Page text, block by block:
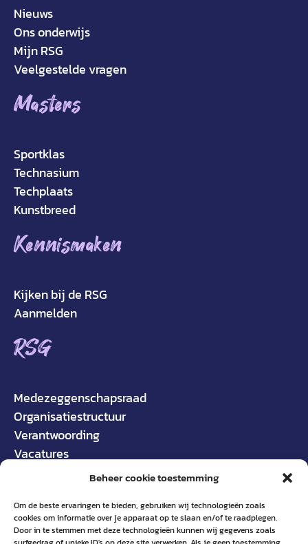
Beheer cookie toestemming
Om de beste ervaringen te bieden, gebruiken wij technologieën zoals
cookies om informatie over je apparaat op te slaan en/of te raadplegen.
Door in te stemmen met deze technologieën kunnen wij gegevens zoals
Nieuws
Ons onderwijs
Mijn RSG
Veelgestelde vragen
Masters
Sportklas
Technasium
Techplaats
Kunstbreed
Kennismaken
Kijken bij de RSG
Aanmelden
RSG
Medezeggenschapsraad
Organisatiestructuur
Verantwoording
Vacatures